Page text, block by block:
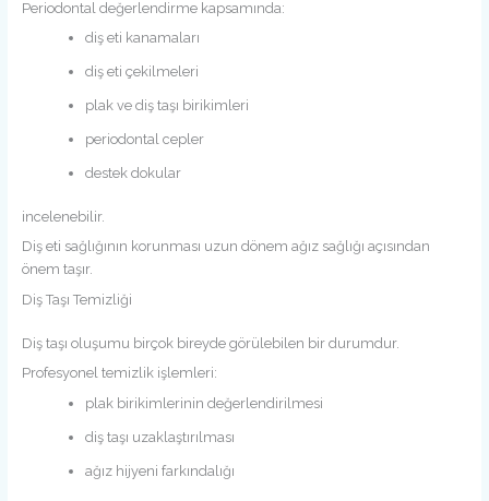
Periodontal değerlendirme kapsamında:
diş eti kanamaları
diş eti çekilmeleri
plak ve diş taşı birikimleri
periodontal cepler
destek dokular
incelenebilir.
Diş eti sağlığının korunması uzun dönem ağız sağlığı açısından
önem taşır.
Diş Taşı Temizliği
Diş taşı oluşumu birçok bireyde görülebilen bir durumdur.
Profesyonel temizlik işlemleri:
plak birikimlerinin değerlendirilmesi
diş taşı uzaklaştırılması
ağız hijyeni farkındalığı